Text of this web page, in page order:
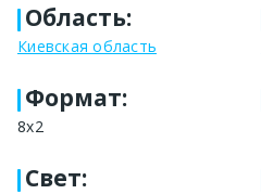
Область:
Киевская область
Формат:
8x2
Свет: